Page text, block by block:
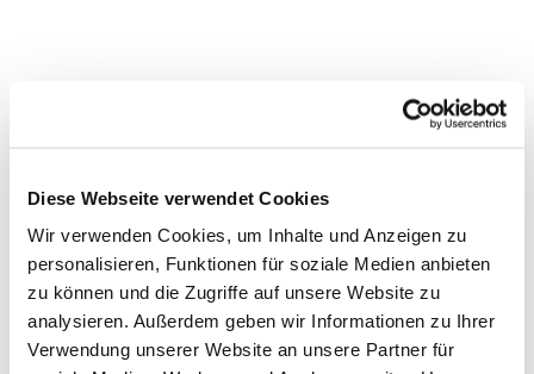
Diese Webseite verwendet Cookies
Wir verwenden Cookies, um Inhalte und Anzeigen zu
personalisieren, Funktionen für soziale Medien anbieten
zu können und die Zugriffe auf unsere Website zu
analysieren. Außerdem geben wir Informationen zu Ihrer
Verwendung unserer Website an unsere Partner für